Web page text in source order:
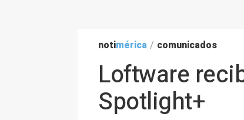
notimérica / comunicados
Loftware
Spotlight+